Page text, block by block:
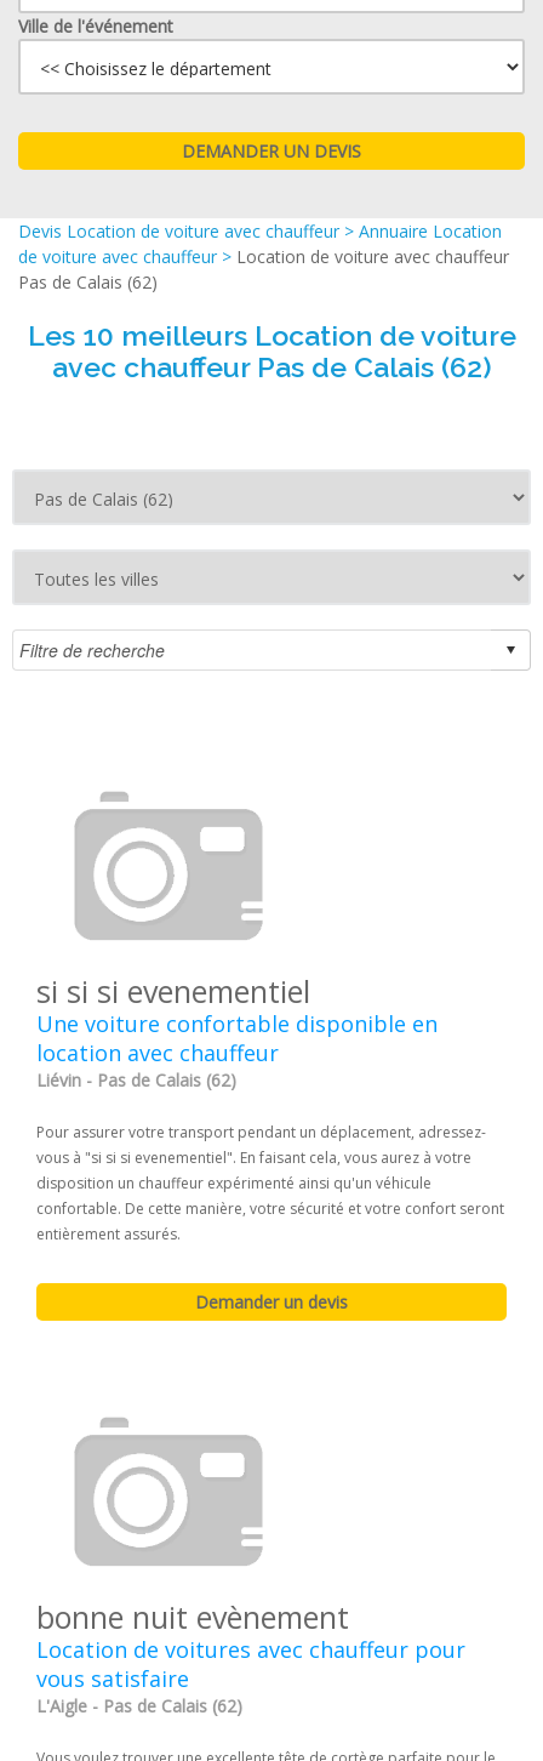
Ville de l'événement
Devis Location de voiture avec chauffeur > Annuaire Location
de voiture avec chauffeur > Location de voiture avec chauffeur
Pas de Calais (62)
Les 10 meilleurs Location de voiture
avec chauffeur Pas de Calais (62)
si si si evenementiel
Une voiture confortable disponible en
location avec chauffeur
Liévin - Pas de Calais (62)
Pour assurer votre transport pendant un déplacement, adressez-
vous à "si si si evenementiel". En faisant cela, vous aurez à votre
disposition un chauffeur expérimenté ainsi qu'un véhicule
confortable. De cette manière, votre sécurité et votre confort seront
entièrement assurés.
bonne nuit evènement
Location de voitures avec chauffeur pour
vous satisfaire
L'Aigle - Pas de Calais (62)